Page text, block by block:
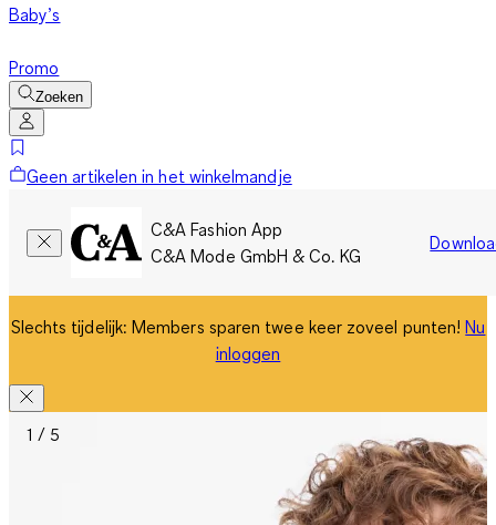
Baby’s
Promo
Zoeken
Geen artikelen in het winkelmandje
C&A Fashion App
C&A Mode GmbH & Co. KG
Slechts tijdelijk: Members sparen twee keer zoveel punten!Nu
inloggen
1 / 5